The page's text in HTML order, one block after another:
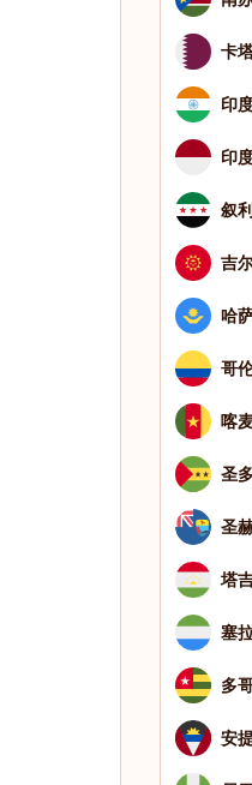
卡
印
印
叙
吉
哈
哥
喀
圣
圣
塔
塞
多
安